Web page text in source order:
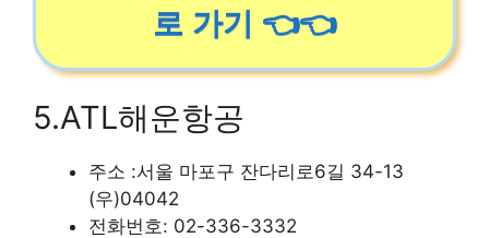
로 가기 👈👈
5.ATL해운항공
주소 :서울 마포구 잔다리로6길 34-13
(우)04042
전화번호: 02-336-3332